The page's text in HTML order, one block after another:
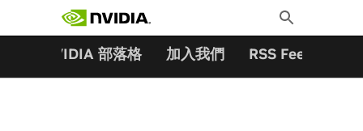
Toggle
Search
NVIDIA 部落格 加入我們 RSS Feeds